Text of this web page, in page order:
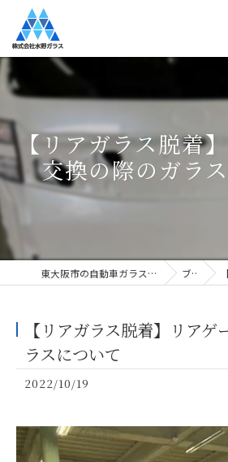
【リアガラス脱着
交換の際のガラ
東大阪市の自動車ガラス専門店・株式会社水野ガラス ブログ
【リアガラス脱着】リア
ラスについて
2022/10/19